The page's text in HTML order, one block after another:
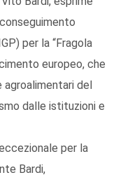
per la “Fragola
europeo, che
del
dalle istituzioni e
per la
Bardi,